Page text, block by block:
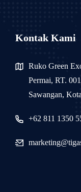
Kontak Kami
Ruko Green
Permai, RT.
Sawangan,
+62 811 1350